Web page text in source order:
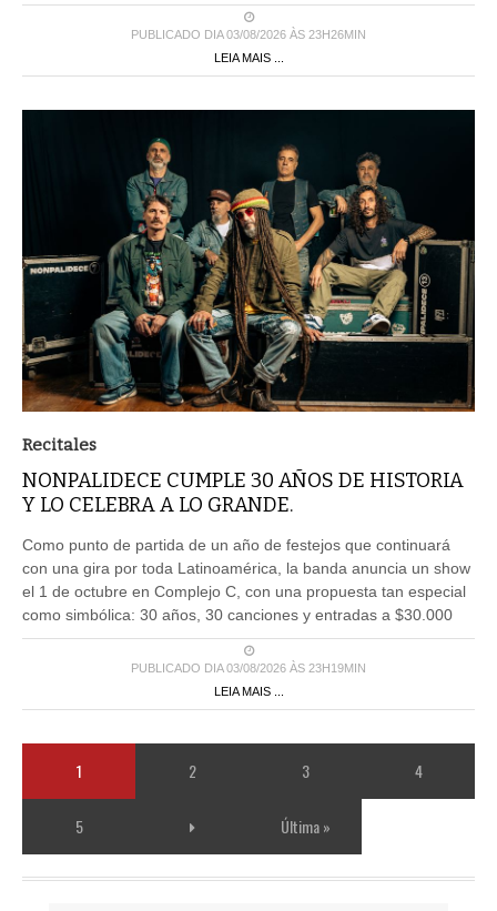
PUBLICADO DIA 03/08/2026 ÀS 23H26MIN
LEIA MAIS ...
Recitales
NONPALIDECE CUMPLE 30 AÑOS DE HISTORIA
Y LO CELEBRA A LO GRANDE.
Como punto de partida de un año de festejos que continuará
con una gira por toda Latinoamérica, la banda anuncia un show
el 1 de octubre en Complejo C, con una propuesta tan especial
como simbólica: 30 años, 30 canciones y entradas a $30.000
PUBLICADO DIA 03/08/2026 ÀS 23H19MIN
LEIA MAIS ...
1 2 3 4
5 Última »